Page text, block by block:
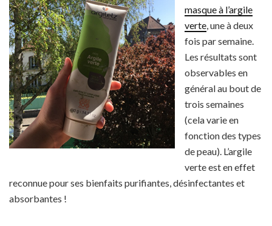
masque à l’argile
verte, une à deux
fois par semaine.
Les résultats sont
observables en
général au bout de
trois semaines
(cela varie en
fonction des types
de peau). L’argile
verte est en effet
reconnue pour ses bienfaits purifiantes, désinfectantes et
absorbantes !